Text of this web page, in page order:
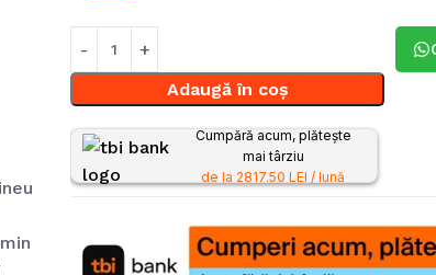
Adaugă în coș
Cumpără acum, plătește
mai târziu
de la 2817.50 LEI / lună